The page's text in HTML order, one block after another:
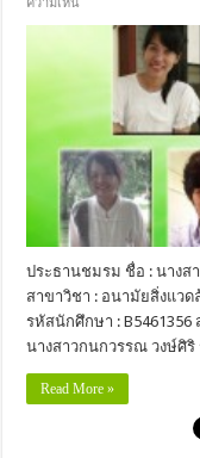
ความเห็น
ประธานชมรม ชื่อ : นางส
สาขาวิชา : อนามัยสิ่งแว
รหัสนักศึกษา :
นางสาวกนกวรรณ วงษ์ศิริ
Read More »